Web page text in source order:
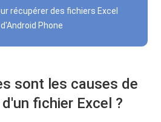
récupérer des fichiers Excel
Phone
sont les causes de
fichier Excel ?